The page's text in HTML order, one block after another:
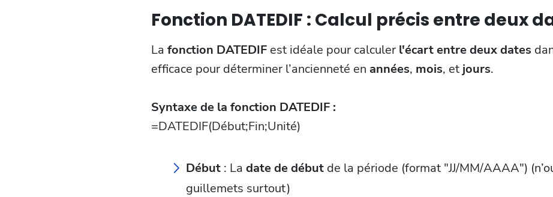
Fonction DATEDIF : Calcul précis entre deux
La fonction DATEDIF est idéale pour calculer l'écart entre deux dates
efficace pour déterminer l’ancienneté en années, mois, et jours.
Syntaxe de la fonction DATEDIF :
=DATEDIF(Début;Fin;Unité)
Début : La date de début de la période (format "JJ/MM/AAAA")
guillemets surtout)